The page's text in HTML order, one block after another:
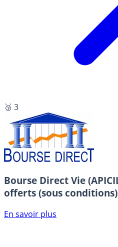
🥉 3
Bourse Direct Vie
offerts (sous
En savoir plus